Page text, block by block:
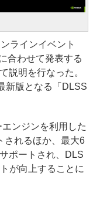
ラインイベント
合わせて発表する
説明を行なった。
新版となる「DLSS
ンジンを利用した
されるほか、最大6
ポートされ、DLS
が向上することに